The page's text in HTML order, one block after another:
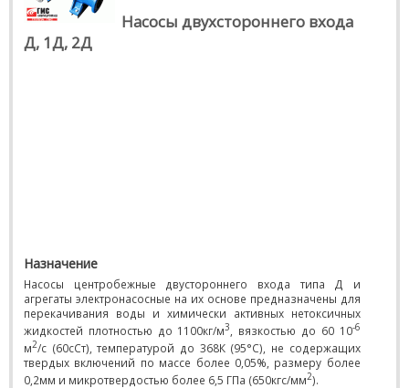
Насосы двухстороннего входа
Д, 1Д, 2Д
Назначение
Насосы центробежные двустороннего входа типа Д и
агрегаты электронасосные на их основе предназначены для
перекачивания воды и химически активных нетоксичных
жидкостей плотностью до 1100кг/м3 , вязкостью до 60 10-6
м2/с (60сСт), температурой до 368К (95°С), не содержащих
твердых включений по массе более 0,05%, размеру более
0,2мм и микротвердостью более 6,5 ГПа (650кгс/мм2).